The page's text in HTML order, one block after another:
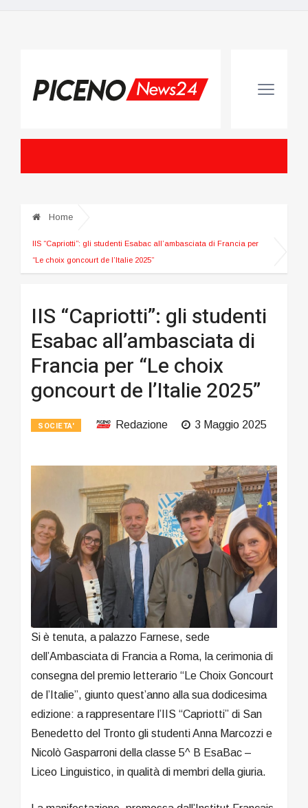
Home
IIS “Capriotti”: gli studenti Esabac all’ambasciata di Francia per
“Le choix goncourt de l’Italie 2025”
IIS “Capriotti”: gli studenti
Esabac all’ambasciata di
Francia per “Le choix
goncourt de l’Italie 2025”
SOCIETA' Redazione 3 Maggio 2025
Si è tenuta, a palazzo Farnese, sede
dell’Ambasciata di Francia a Roma, la cerimonia di
consegna del premio letterario “Le Choix Goncourt
de l’Italie”, giunto quest’anno alla sua dodicesima
edizione: a rappresentare l’IIS “Capriotti” di San
Benedetto del Tronto gli studenti Anna Marcozzi e
Nicolò Gasparroni della classe 5^ B EsaBac –
Liceo Linguistico, in qualità di membri della giuria.